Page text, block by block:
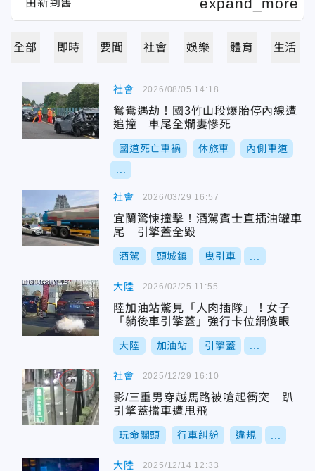
全部 即時 要聞 社會 娛樂 體育 生活
社會
鴛鴦遇劫！國3竹山段爆胎停內線遭
追撞 車尾全爛妻慘死
國道死亡車禍 休旅車 內側車道
2026/08/05 14:18
社會
宜蘭驚悚撞擊！酒駕賓士直插油罐車
尾 引擎蓋全毀
酒駕 頭城鎮 曳引車
2026/03/29 16:57
大陸
陸加油站驚見「人肉插隊」！女子
「躺後車引擎蓋」強行卡位網傻眼
大陸 加油站 引擎蓋
2026/02/25 11:55
社會
影/三重男穿越馬路被嗆起衝突 趴
引擎蓋擋車遭甩飛
玩命關頭 行車糾紛 違規
2025/12/29 16:10
大陸 2025/12/14 12:33